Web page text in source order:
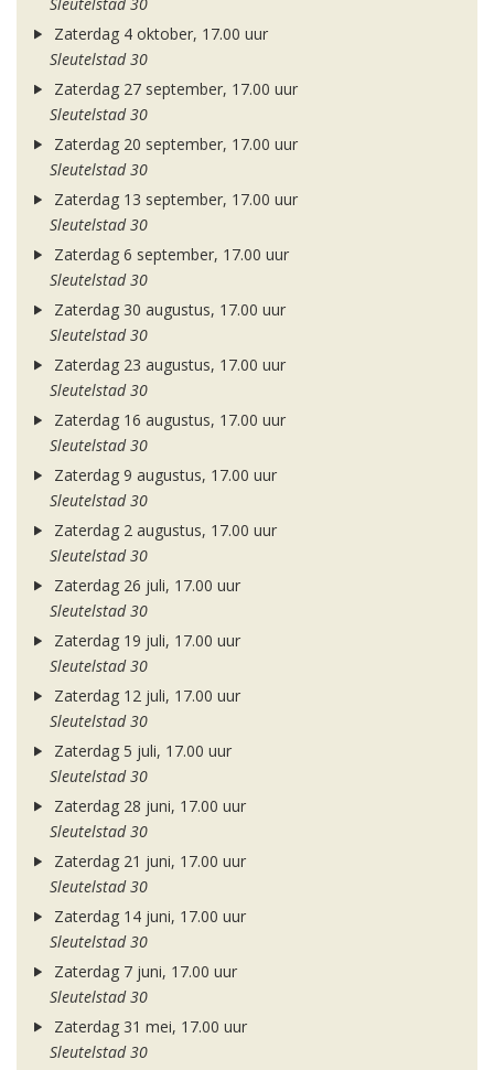
Sleutelstad 30
Zaterdag 4 oktober, 17.00 uur
Sleutelstad 30
Zaterdag 27 september, 17.00 uur
Sleutelstad 30
Zaterdag 20 september, 17.00 uur
Sleutelstad 30
Zaterdag 13 september, 17.00 uur
Sleutelstad 30
Zaterdag 6 september, 17.00 uur
Sleutelstad 30
Zaterdag 30 augustus, 17.00 uur
Sleutelstad 30
Zaterdag 23 augustus, 17.00 uur
Sleutelstad 30
Zaterdag 16 augustus, 17.00 uur
Sleutelstad 30
Zaterdag 9 augustus, 17.00 uur
Sleutelstad 30
Zaterdag 2 augustus, 17.00 uur
Sleutelstad 30
Zaterdag 26 juli, 17.00 uur
Sleutelstad 30
Zaterdag 19 juli, 17.00 uur
Sleutelstad 30
Zaterdag 12 juli, 17.00 uur
Sleutelstad 30
Zaterdag 5 juli, 17.00 uur
Sleutelstad 30
Zaterdag 28 juni, 17.00 uur
Sleutelstad 30
Zaterdag 21 juni, 17.00 uur
Sleutelstad 30
Zaterdag 14 juni, 17.00 uur
Sleutelstad 30
Zaterdag 7 juni, 17.00 uur
Sleutelstad 30
Zaterdag 31 mei, 17.00 uur
Sleutelstad 30